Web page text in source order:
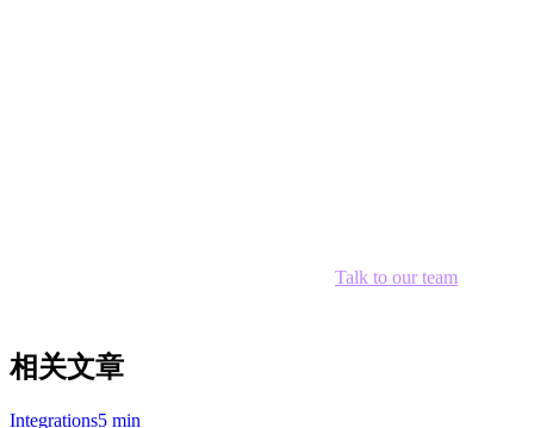
Talk to our team
相关文章
Integrations5 min